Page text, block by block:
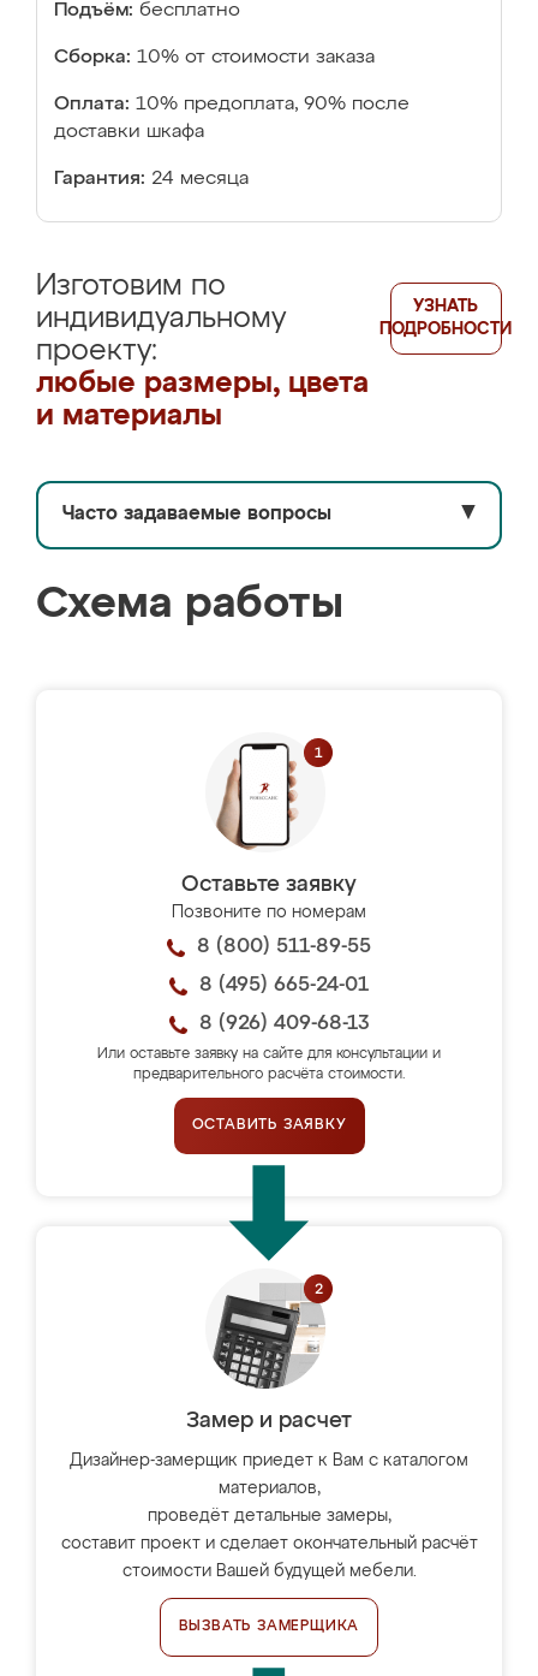
Подъём: бесплатно
Сборка: 10% от стоимости заказа
Оплата: 10% предоплата, 90% после
доставки шкафа
Гарантия: 24 месяца
Изготовим по
индивидуальному
проекту:
любые размеры, цвета
и материалы
УЗНАТЬ
ПОДРОБНОСТИ
Часто задаваемые вопросы ▼
Схема работы
Оставьте заявку
Позвоните по номерам
8 (800) 511-89-55
8 (495) 665-24-01
8 (926) 409-68-13
Или оставьте заявку на сайте для консультации и
предварительного расчёта стоимости.
ОСТАВИТЬ ЗАЯВКУ
Замер и расчет
Дизайнер-замерщик приедет к Вам с каталогом
материалов,
проведёт детальные замеры,
составит проект и сделает окончательный расчёт
стоимости Вашей будущей мебели.
ВЫЗВАТЬ ЗАМЕРЩИКА